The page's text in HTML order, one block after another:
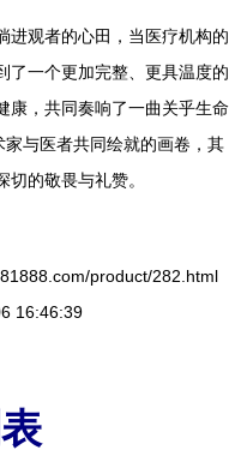
进观者的心田，当医疗机构的
了一个更加完整、更具温度的
康，共同奏响了一曲关乎生命
家与医者共同绘就的画卷，其
的敬畏与礼赞。
product/282.html
16:46:39